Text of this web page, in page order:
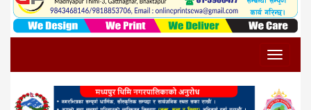
Toggle